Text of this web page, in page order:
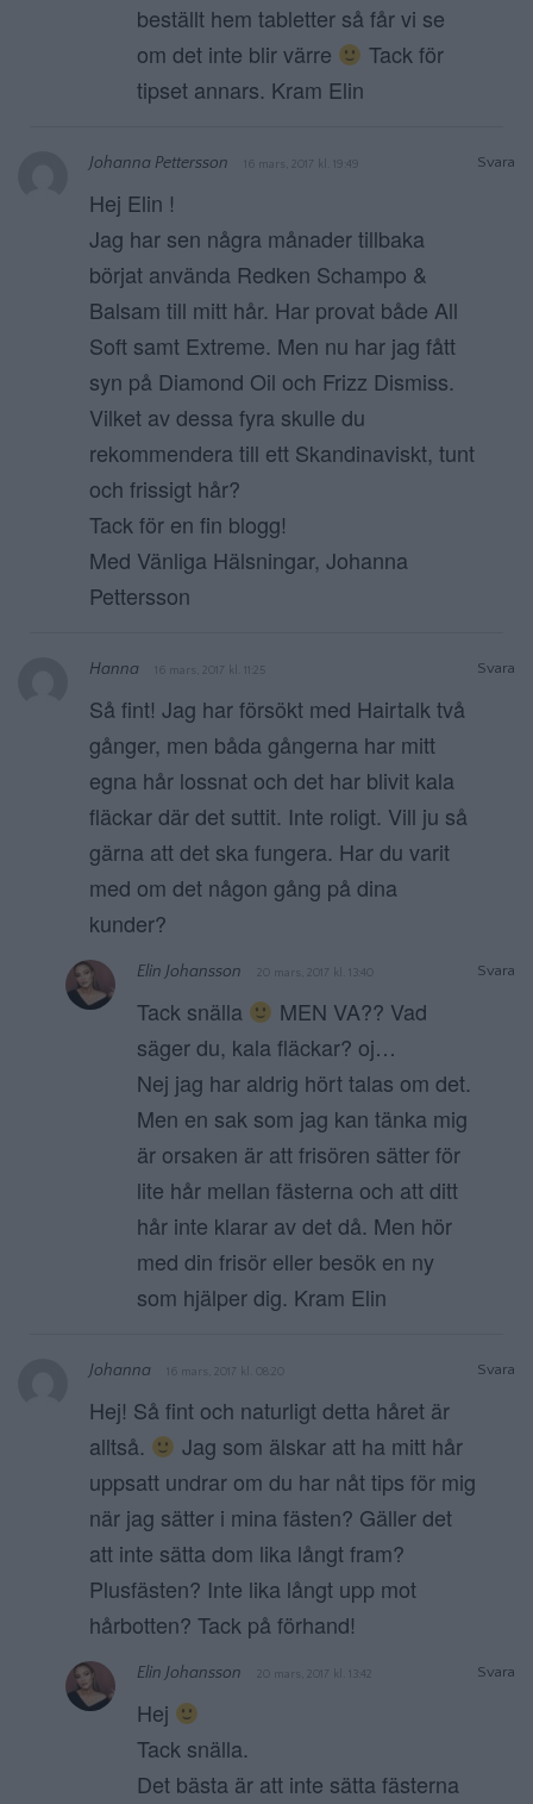
beställt hem tabletter så får vi se
om det inte blir värre
Tack för
tipset annars. Kram Elin
Svara
Johanna Pettersson 16 mars, 2017 kl. 19:49
Hej Elin !
Jag har sen några månader tillbaka
börjat använda Redken Schampo &
Balsam till mitt hår. Har provat både All
Soft samt Extreme. Men nu har jag fått
syn på Diamond Oil och Frizz Dismiss.
Vilket av dessa fyra skulle du
rekommendera till ett Skandinaviskt, tunt
och frissigt hår?
Tack för en fin blogg!
Med Vänliga Hälsningar, Johanna
Pettersson
Svara
Hanna 16 mars, 2017 kl. 11:25
Så fint! Jag har försökt med Hairtalk två
gånger, men båda gångerna har mitt
egna hår lossnat och det har blivit kala
fläckar där det suttit. Inte roligt. Vill ju så
gärna att det ska fungera. Har du varit
med om det någon gång på dina
kunder?
Svara
Elin Johansson 20 mars, 2017 kl. 13:40
Tack snälla
MEN VA?? Vad
säger du, kala fläckar? oj…
Nej jag har aldrig hört talas om det.
Men en sak som jag kan tänka mig
är orsaken är att frisören sätter för
lite hår mellan fästerna och att ditt
hår inte klarar av det då. Men hör
med din frisör eller besök en ny
som hjälper dig. Kram Elin
Svara
Johanna 16 mars, 2017 kl. 08:20
Hej! Så fint och naturligt detta håret är
alltså.
Jag som älskar att ha mitt hår
uppsatt undrar om du har nåt tips för mig
när jag sätter i mina fästen? Gäller det
att inte sätta dom lika långt fram?
Plusfästen? Inte lika långt upp mot
hårbotten? Tack på förhand!
Svara
Elin Johansson 20 mars, 2017 kl. 13:42
Hej
Tack snälla.
Det bästa är att inte sätta fästerna